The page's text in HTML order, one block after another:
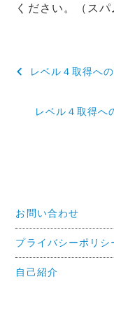
ください。（スパ
投
シ
ョ
ン
レベル４取得へ
レベル４取得へ
お問い合わせ
プライバシーポリシ
自己紹介